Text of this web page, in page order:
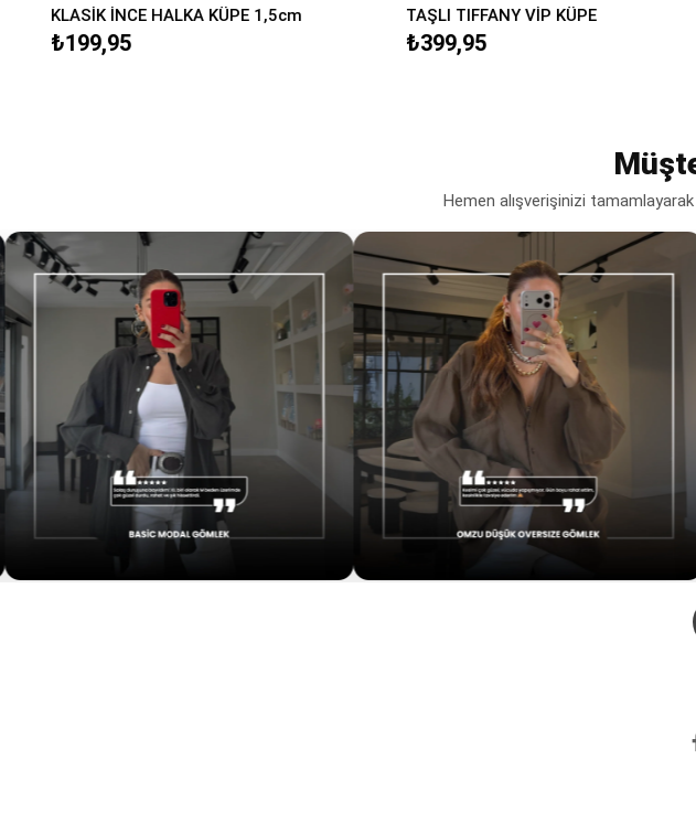
KLASİK İNCE HALKA KÜPE 1,5cm
₺199,95
TAŞLI TIFFANY VİP KÜPE
₺399,95
Hemen alışverişinizi